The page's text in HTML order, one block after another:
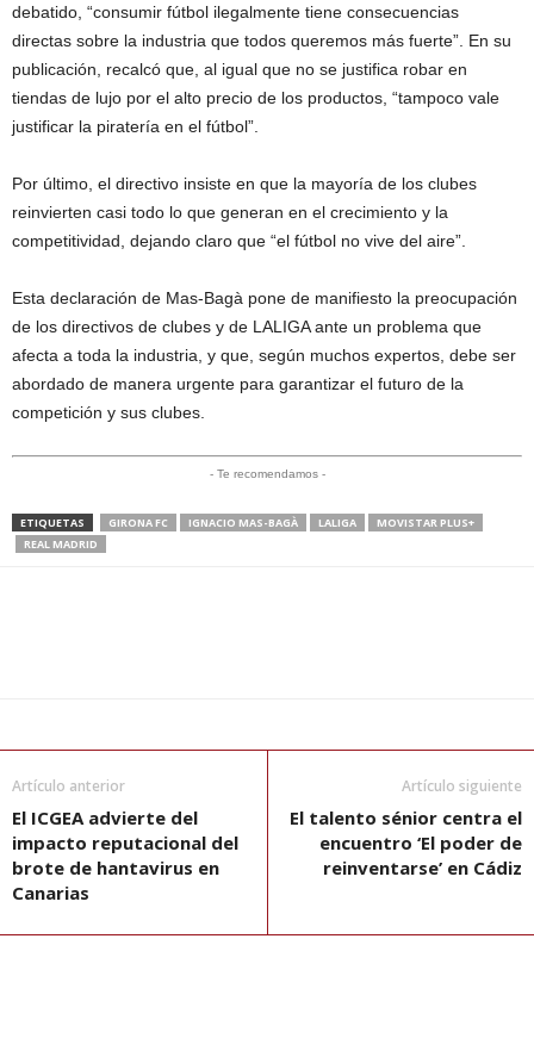
debatido, “consumir fútbol ilegalmente tiene consecuencias
directas sobre la industria que todos queremos más fuerte”. En su
publicación, recalcó que, al igual que no se justifica robar en
tiendas de lujo por el alto precio de los productos, “tampoco vale
justificar la piratería en el fútbol”.
Por último, el directivo insiste en que la mayoría de los clubes
reinvierten casi todo lo que generan en el crecimiento y la
competitividad, dejando claro que “el fútbol no vive del aire”.
Esta declaración de Mas-Bagà pone de manifiesto la preocupación
de los directivos de clubes y de LALIGA ante un problema que
afecta a toda la industria, y que, según muchos expertos, debe ser
abordado de manera urgente para garantizar el futuro de la
competición y sus clubes.
- Te recomendamos -
ETIQUETAS GIRONA FC IGNACIO MAS-BAGÀ LALIGA
MOVISTAR PLUS+
REAL MADRID
Artículo anterior
El ICGEA advierte del
impacto reputacional del
brote de hantavirus en
Canarias
Artículo siguiente
El talento sénior centra el
encuentro ‘El poder de
reinventarse’ en Cádiz